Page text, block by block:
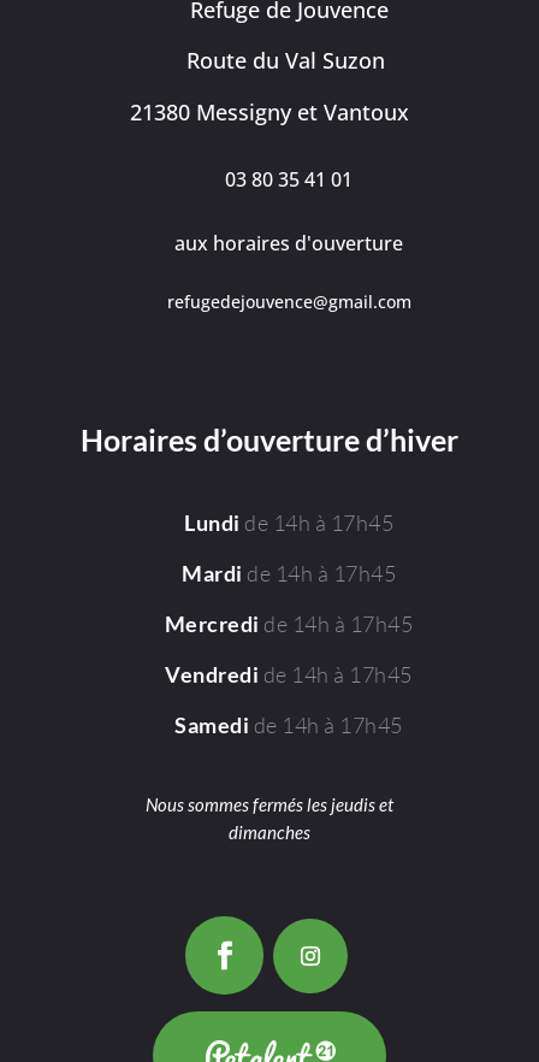
Refuge de Jouvence
Route du Val Suzon
21380 Messigny et Vantoux
03 80 35 41 01
aux horaires d'ouverture
refugedejouvence@gmail.com
Horaires d’ouverture d’hiver
Lundi de 14h à 17h45
Mardi de 14h à 17h45
Mercredi de 14h à 17h45
Vendredi de 14h à 17h45
Samedi de 14h à 17h45
Nous sommes fermés les jeudis et
dimanches